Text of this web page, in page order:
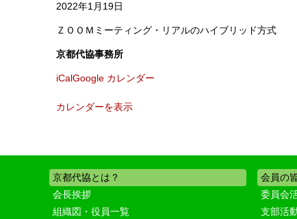
2022年1月19日
ＺＯＯＭミーティング・リアルのハイブリッド方式
京都代協事務所
iCalGoogle カレンダー
カレンダーを表示
京都代協とは？
会長挨拶
組織図・役員一覧
会員の
委員会
支部活